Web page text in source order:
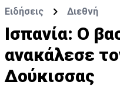
Ειδήσεις Διεθνή
Ισπανία: Ο
ανακάλεσε
Δούκισσας